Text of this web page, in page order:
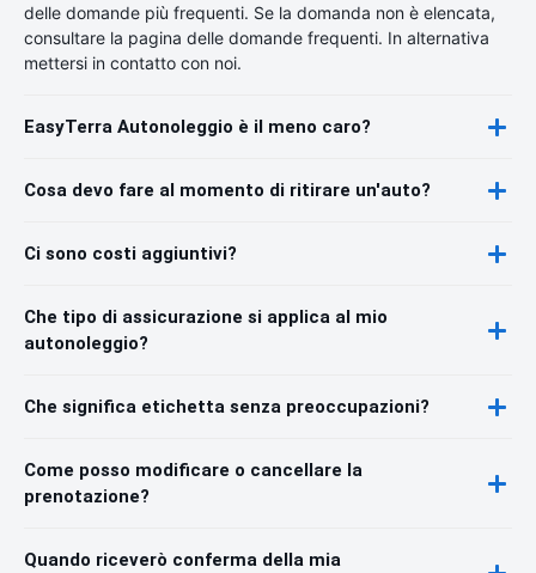
delle domande più frequenti. Se la domanda non è elencata,
consultare la pagina delle domande frequenti. In alternativa
mettersi in contatto con noi.
EasyTerra Autonoleggio è il meno caro?
Cosa devo fare al momento di ritirare un'auto?
Ci sono costi aggiuntivi?
Che tipo di assicurazione si applica al mio
autonoleggio?
Che significa etichetta senza preoccupazioni?
Come posso modificare o cancellare la
prenotazione?
Quando riceverò conferma della mia